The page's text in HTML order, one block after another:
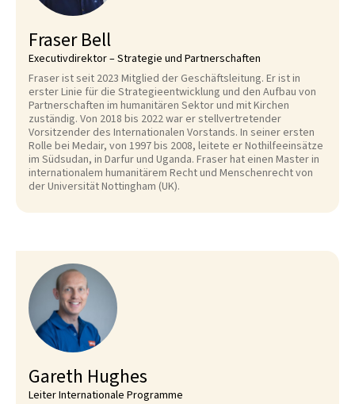
Fraser Bell
Executivdirektor – Strategie und Partnerschaften
Fraser ist seit 2023 Mitglied der Geschäftsleitung. Er ist in
erster Linie für die Strategieentwicklung und den Aufbau von
Partnerschaften im humanitären Sektor und mit Kirchen
zuständig. Von 2018 bis 2022 war er stellvertretender
Vorsitzender des Internationalen Vorstands. In seiner ersten
Rolle bei Medair, von 1997 bis 2008, leitete er Nothilfeeinsätze
im Südsudan, in Darfur und Uganda. Fraser hat einen Master in
internationalem humanitärem Recht und Menschenrecht von
der Universität Nottingham (UK).
Gareth Hughes
Leiter Internationale Programme